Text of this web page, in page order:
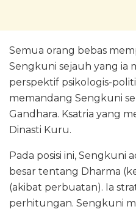
Semua orang bebas
Sengkuni sejauh yang ia
perspektif psikologis-
memandang Sengkuni
Gandhara. Ksatria yang
Dinasti Kuru.
Pada posisi ini, Sengkuni
besar tentang Dharma
(akibat perbuatan). Ia
perhitungan. Sengkuni